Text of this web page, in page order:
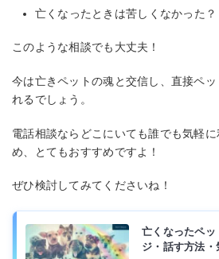
亡くなったときは苦しくなかった？
このような相談でも大丈夫！
今は亡きペットの魂と交信し、直接ペッ
れるでしょう。
電話相談ならどこにいても誰でも気軽
め、とてもおすすめですよ！
ぜひ検討してみてくださいね！
亡くなったペ
ジ・話す方法・